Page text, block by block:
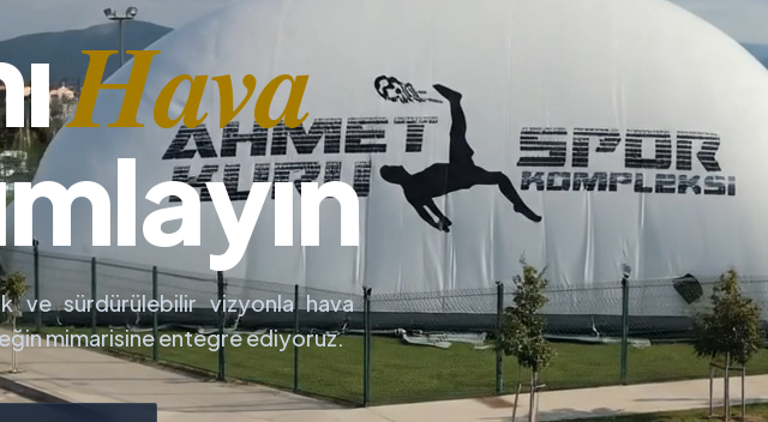
Hava
ve sürdürülebilir vizyonla hava
mimarisine entegre ediyoruz.